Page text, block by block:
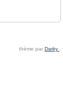
thème par Darky